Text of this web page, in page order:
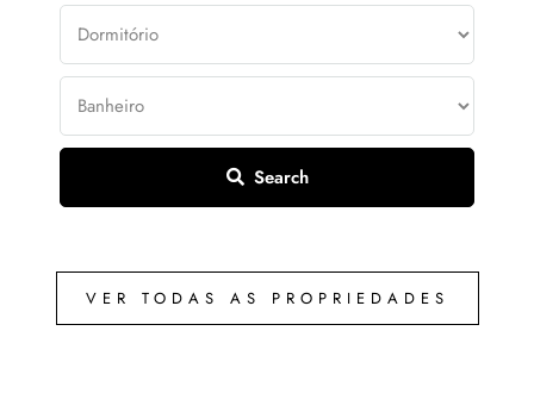
Search
VER TODAS AS PROPRIEDADES